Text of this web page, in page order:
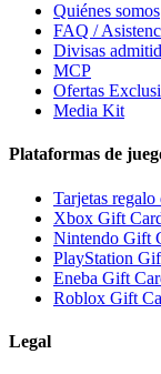
Quiénes somos
FAQ /
Divisas
MCP
Ofertas
Media Kit
Plataformas de
Tarjetas regalo
Xbox Gift
Nintendo Gift
PlayStation
Eneba Gift
Roblox Gift
Legal